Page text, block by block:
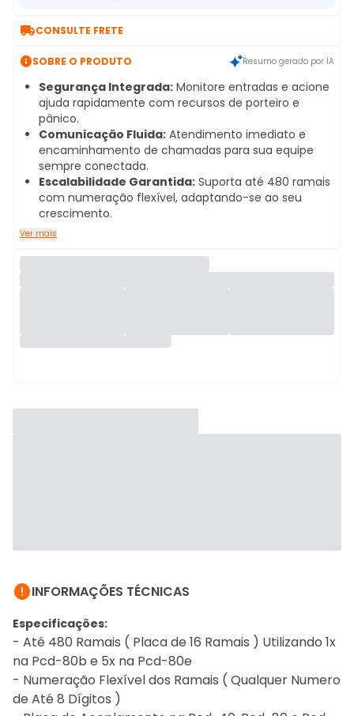
CONSULTE FRETE
SOBRE O PRODUTO Resumo gerado por IA
Segurança Integrada: Monitore entradas e acione
ajuda rapidamente com recursos de porteiro e
pânico.
Comunicação Fluida: Atendimento imediato e
encaminhamento de chamadas para sua equipe
sempre conectada.
Escalabilidade Garantida: Suporta até 480 ramais
com numeração flexível, adaptando-se ao seu
crescimento.
Ver mais
INFORMAÇÕES TÉCNICAS
Especificações:
- Até 480 Ramais ( Placa de 16 Ramais ) Utilizando 1x
na Pcd-80b e 5x na Pcd-80e
- Numeração Flexível dos Ramais ( Qualquer Numero
de Até 8 Dígitos )